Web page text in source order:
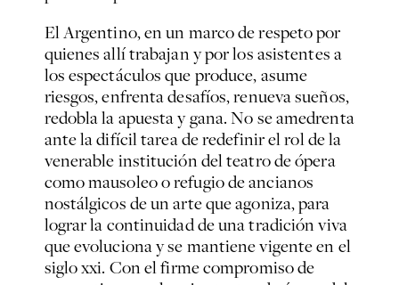
El Argentino, en un marco de respeto por
quienes allí trabajan y por los asistentes a
los espectáculos que produce, asume
riesgos, enfrenta desafíos, renueva sueños,
redobla la apuesta y gana. No se amedrenta
ante la difícil tarea de redefinir el rol de la
venerable institución del teatro de ópera
como mausoleo o refugio de ancianos
nostálgicos de un arte que agoniza, para
lograr la continuidad de una tradición viva
que evoluciona y se mantiene vigente en el
siglo xxi. Con el firme compromiso de